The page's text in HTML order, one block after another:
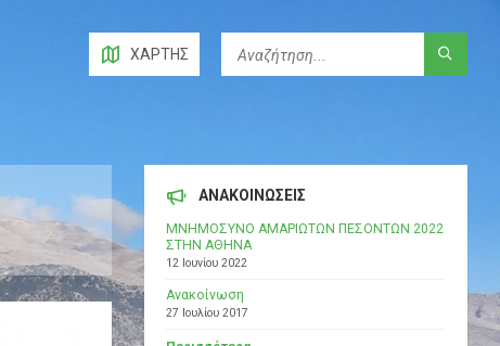
ΧΆΡΤΗΣ
ΑΝΑΚΟΙΝΩΣΕΙΣ
ΜΝΗΜΟΣΥΝΟ ΑΜΑΡΙΩΤΩΝ ΠΕΣΟΝΤΩΝ 2022
ΣΤΗΝ ΑΘΗΝΑ
12 Ιουνίου 2022
Ανακοίνωση
27 Ιουλίου 2017